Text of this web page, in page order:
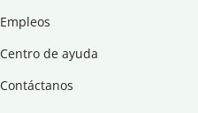
Empleos
Centro de ayuda
Contáctanos